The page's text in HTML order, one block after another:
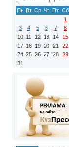
Пн Вт Ср Чт Пт Сб
1
3
4 5 6 7 8
10 11 12 13 14 15
17 18 19 20 21 22
24 25 26 27 28 29
31